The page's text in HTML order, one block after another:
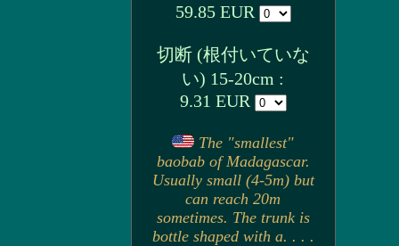
59.85 EUR
切断 (根付いていな
い) 15-20cm :
9.31 EUR
The "smallest"
baobab of Madagascar.
Usually small (4-5m) but
can reach 20m
sometimes. The trunk is
bottle shaped with a. . . .